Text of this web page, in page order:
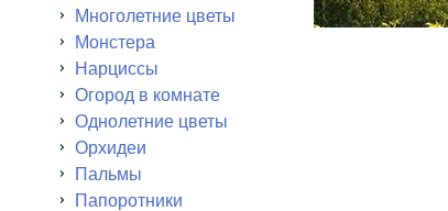
Многолетние цветы
Монстера
Нарциссы
Огород в комнате
Однолетние цветы
Орхидеи
Пальмы
Папоротники